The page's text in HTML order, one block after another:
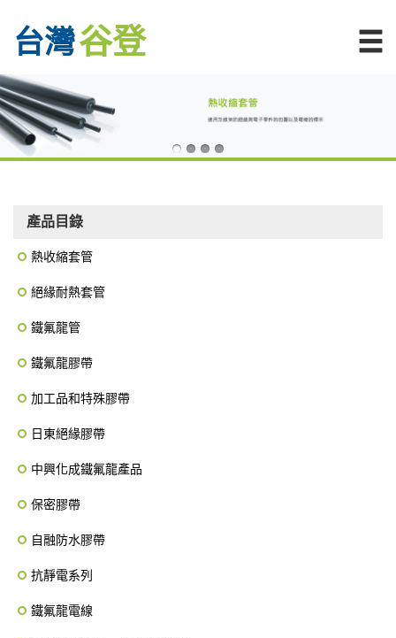
台灣谷登
產品目錄
熱收縮套管
絕緣耐熱套管
鐵氟龍管
鐵氟龍膠帶
加工品和特殊膠帶
日東絕緣膠帶
中興化成鐵氟龍產品
保密膠帶
自融防水膠帶
抗靜電系列
鐵氟龍電線